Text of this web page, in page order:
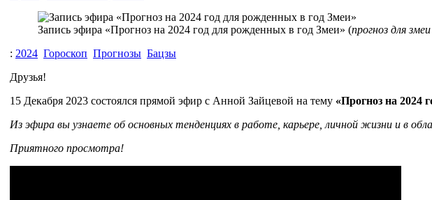
Запись эфира «Прогноз на 2024 год для рожденных в год Змеи» (прогноз для
: 2024 Гороскоп Прогнозы Бацзы
Друзья!
15 Декабря 2023 состоялся прямой эфир с Анной Зайцевой на тему «Прогноз на 2024
Из эфира вы узнаете об основных тенденциях в работе, карьере, личной жизни и в
Приятного просмотра!